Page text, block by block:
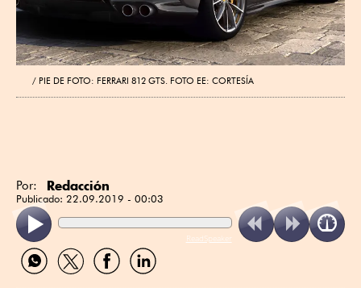
PIE DE FOTO: FERRARI 812 GTS. FOTO EE: CORTESÍA
Por: Redacción
Publicado: 22.09.2019 - 00:03
ReadSpeaker
Compartir
por
Compartir
por
Compartir
por
Compartir
por